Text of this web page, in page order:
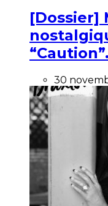
[Dossier]
“Caution”.
30